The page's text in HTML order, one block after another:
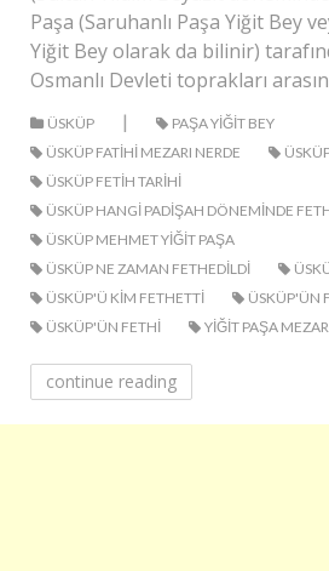
Paşa (Saruhanlı Paşa Yiğit Bey
Yiğit Bey olarak da bilinir)
Osmanlı Devleti toprakları
ÜSKÜP |
PAŞA YIĞIT BEY
ÜSKÜP FATIHI MEZARI NERDE
ÜSKÜP FETIH TARIHI
ÜSKÜP HANGI PADIŞAH DÖNEMINDE
ÜSKÜP MEHMET YIĞIT PAŞA
ÜSKÜP NE ZAMAN FETHEDILDI
ÜSKÜP'Ü KIM FETHETTI
ÜSKÜP'ÜN
ÜSKÜP'ÜN FETHI
YIĞIT PAŞA
continue reading